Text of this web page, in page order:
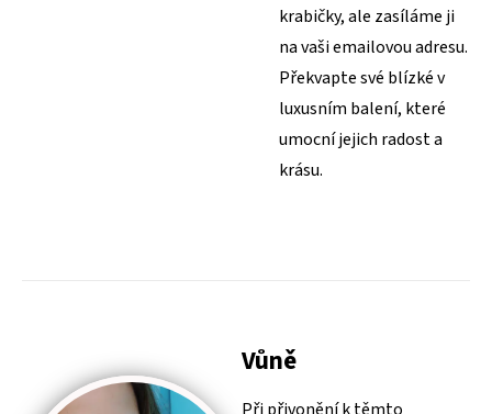
krabičky, ale zasíláme ji
na vaši emailovou adresu.
Překvapte své blízké v
luxusním balení, které
umocní jejich radost a
krásu.
Vůně